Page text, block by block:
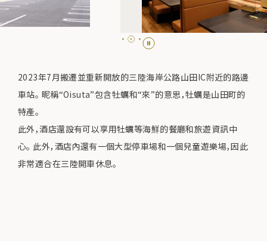
2023年7月搬遷並重新開放的三陸海岸公路山田IC附近的路邊
車站。 昵稱“Oisuta”包含牡蠣和“來”的意思，牡蠣是山田町的
特產。
此外，酒店還設有可以享用牡蠣等海鮮的餐廳和旅遊資訊中
心。 此外，酒店內還有一個大型停車場和一個兒童遊樂場，因此
非常適合在三陸開車休息。